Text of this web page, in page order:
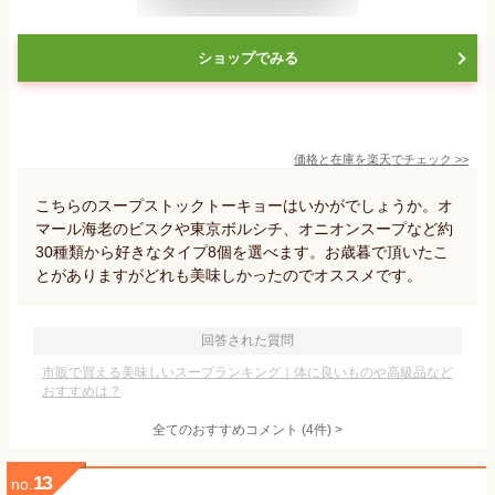
ショップでみる
価格と在庫を楽天でチェック >>
こちらのスープストックトーキョーはいかがでしょうか。オ
マール海老のビスクや東京ボルシチ、オニオンスープなど約
30種類から好きなタイプ8個を選べます。お歳暮で頂いたこ
とがありますがどれも美味しかったのでオススメです。
回答された質問
市販で買える美味しいスープランキング｜体に良いものや高級品など
おすすめは？
全てのおすすめコメント (4件) >
no. 13